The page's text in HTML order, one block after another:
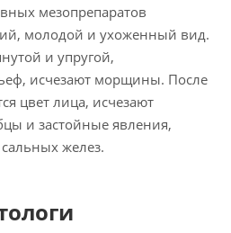
мезопрепаратов
молодой и ухоженный вид.
и упругой,
исчезают морщины. После
цвет лица, исчезают
и застойные явления,
желез.